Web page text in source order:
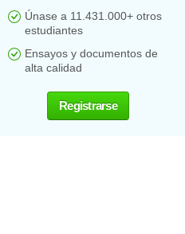
Únase a 11.431.000+ otros
estudiantes
Ensayos y documentos de
alta calidad
Registrarse